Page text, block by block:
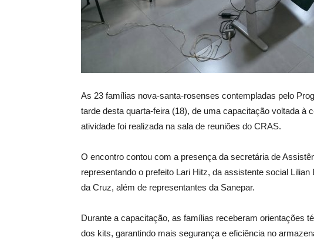
As 23 famílias nova-santa-rosenses contempladas pelo
tarde desta quarta-feira (18), de uma capacitação voltada à
atividade foi realizada na sala de reuniões do CRAS.
O encontro contou com a presença da secretária de
representando o prefeito Lari Hitz, da assistente social
da Cruz, além de representantes da Sanepar.
Durante a capacitação, as famílias receberam orientações
dos kits, garantindo mais segurança e eficiência no